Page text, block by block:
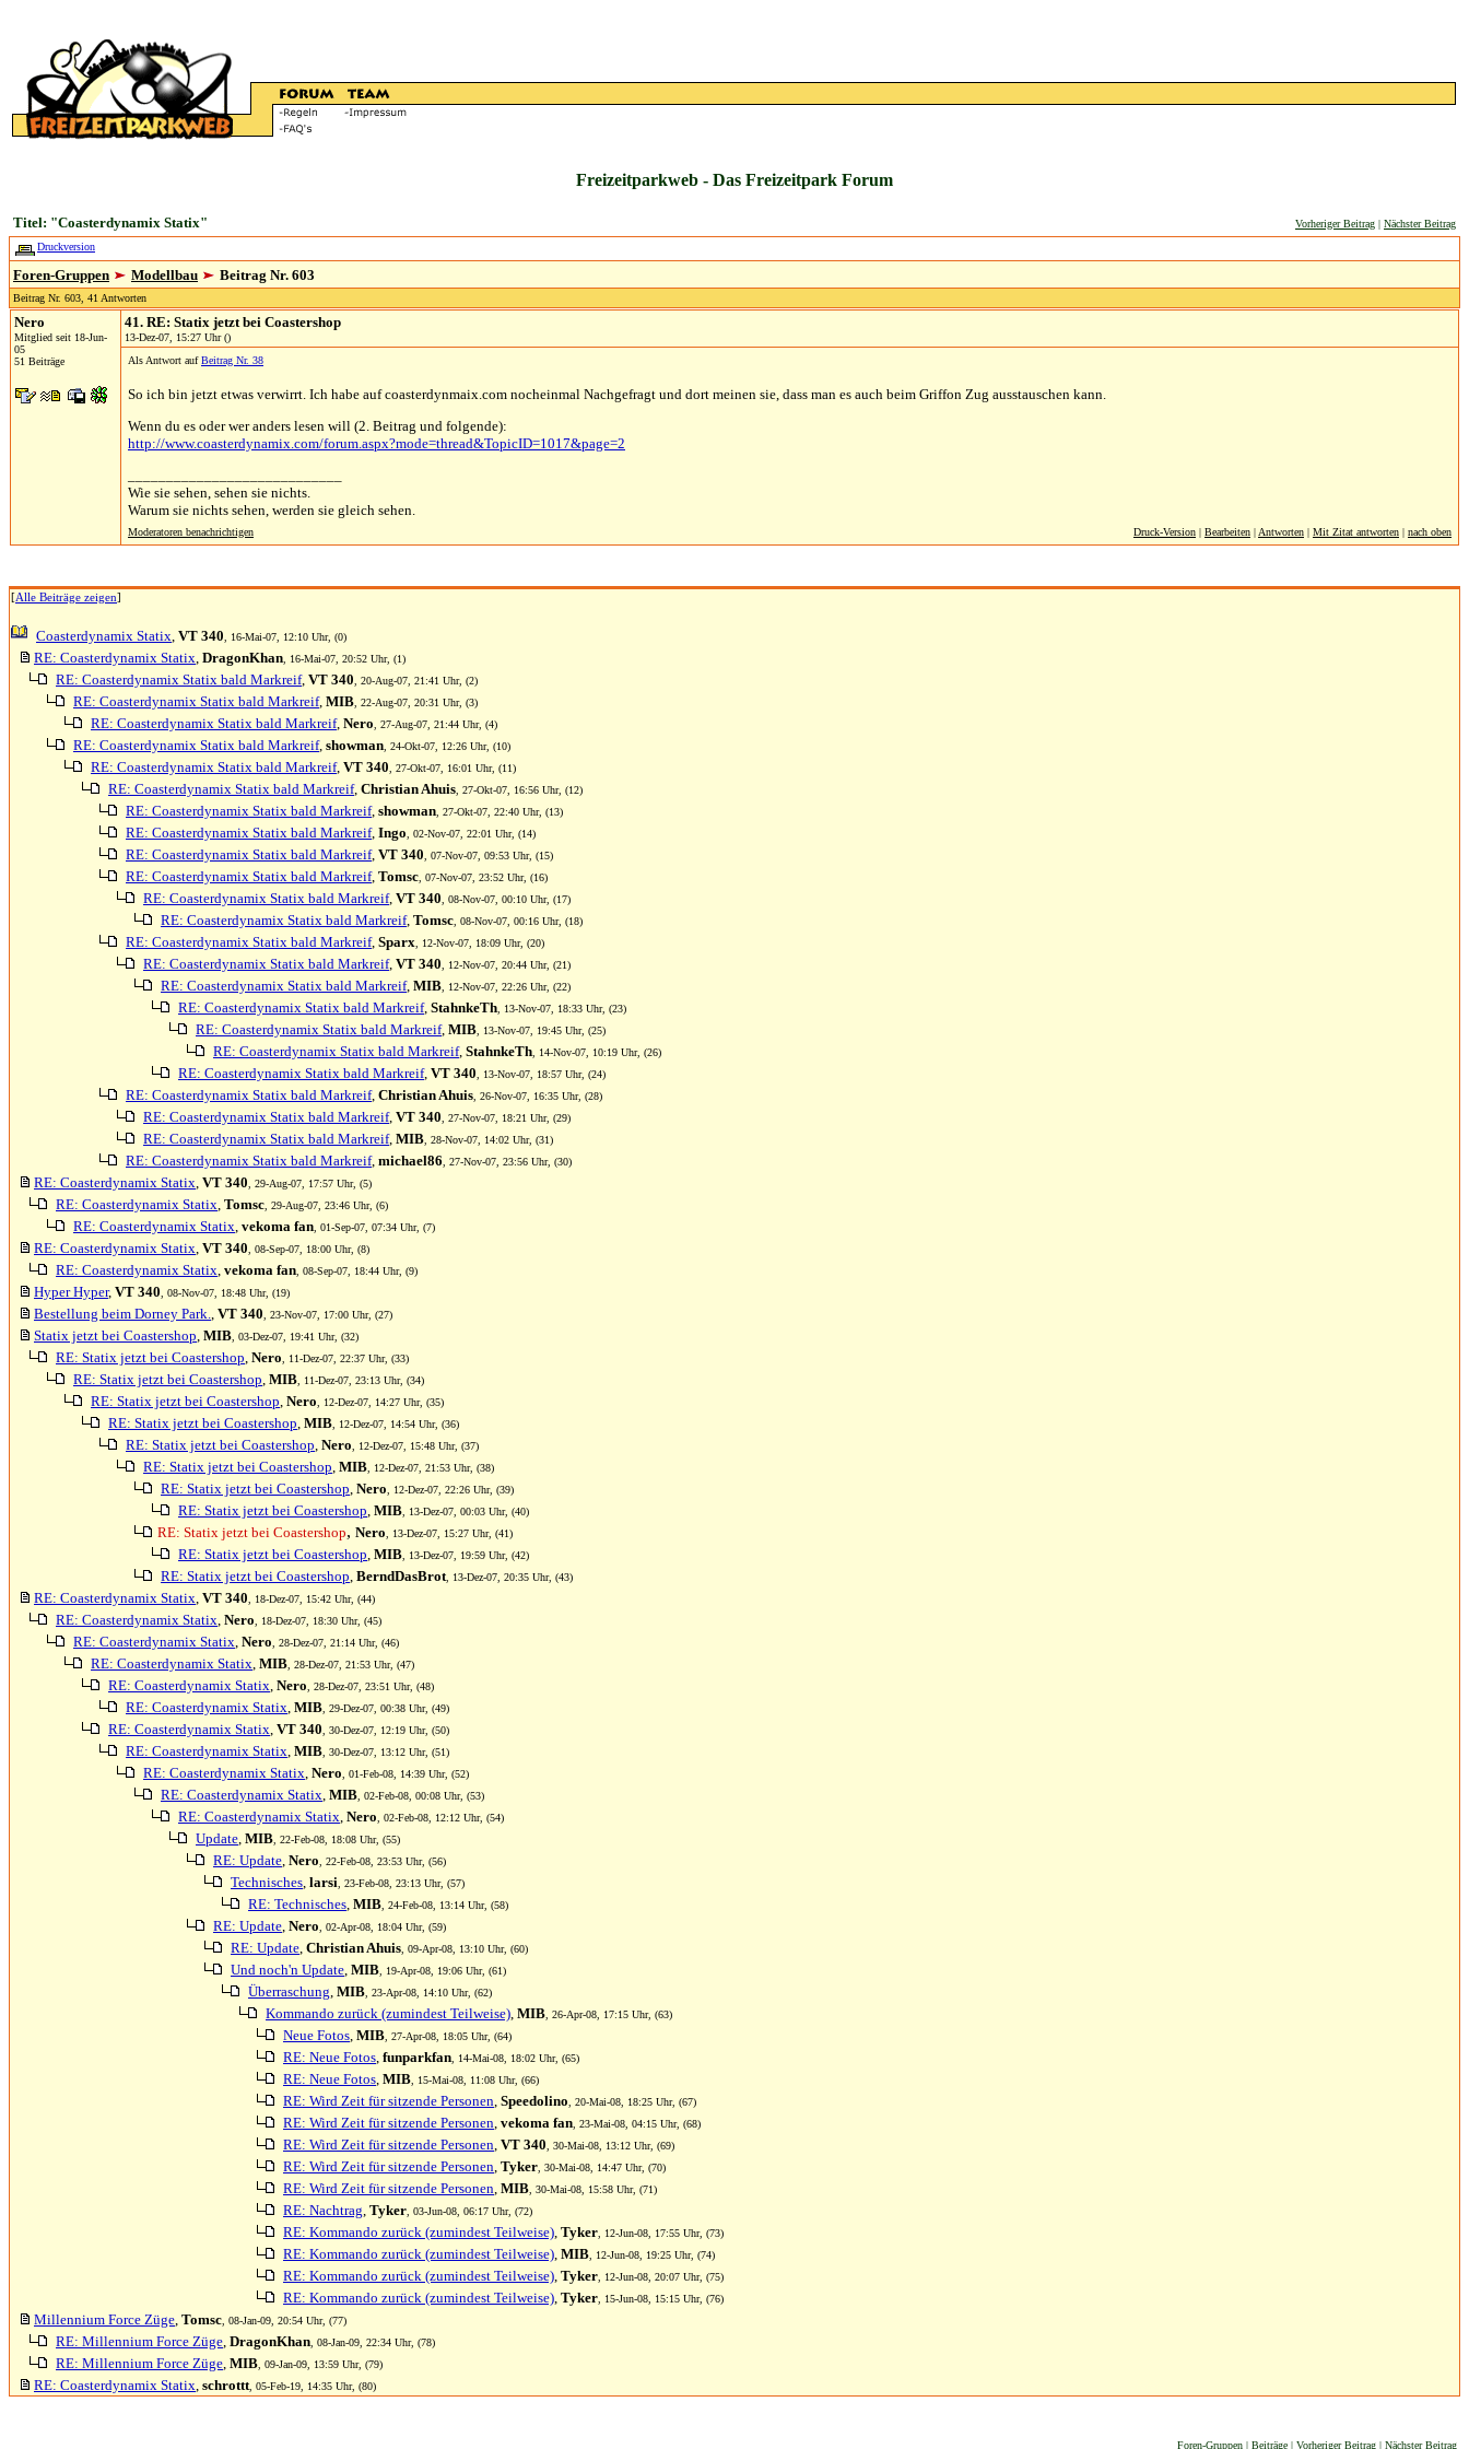
Freizeitparkweb - Das Freizeitpark Forum
Titel: "Coasterdynamix Statix" Vorheriger Beitrag | Nächster Beitrag
Druckversion
Foren-Gruppen Modellbau Beitrag Nr. 603
Beitrag Nr. 603, 41 Antworten
Nero
Mitglied seit 18-Jun-
05
51 Beiträge
41. RE: Statix jetzt bei Coastershop
13-Dez-07, 15:27 Uhr ()
Als Antwort aufBeitrag Nr. 38
So ich bin jetzt etwas verwirrt. Ich habe auf coasterdynmaix.com nocheinmal Nachgefragt und dort meinen sie, dass man es auch beim Griffon Zug ausstauschen kann.
Wenn du es oder wer anders lesen will (2. Beitrag und folgende):
http://www.coasterdynamix.com/forum.aspx?mode=thread&TopicID=1017&page=2
Wie sie sehen, sehen sie nichts.
Warum sie nichts sehen, werden sie gleich sehen.
Moderatoren benachrichtigen Druck-Version | Bearbeiten | Antworten | Mit Zitat antworten | nach oben
[Alle Beiträge zeigen]
Coasterdynamix Statix, VT 340 , 16-Mai-07, 12:10 Uhr, (0)
RE: Coasterdynamix Statix, DragonKhan , 16-Mai-07, 20:52 Uhr, (1)
RE: Coasterdynamix Statix bald Markreif, VT 340 , 20-Aug-07, 21:41 Uhr, (2)
RE: Coasterdynamix Statix bald Markreif, MIB , 22-Aug-07, 20:31 Uhr, (3)
RE: Coasterdynamix Statix bald Markreif, Nero , 27-Aug-07, 21:44 Uhr, (4)
RE: Coasterdynamix Statix bald Markreif, showman , 24-Okt-07, 12:26 Uhr, (10)
RE: Coasterdynamix Statix bald Markreif, VT 340 , 27-Okt-07, 16:01 Uhr, (11)
RE: Coasterdynamix Statix bald Markreif, Christian Ahuis , 27-Okt-07, 16:56 Uhr, (12)
RE: Coasterdynamix Statix bald Markreif, showman , 27-Okt-07, 22:40 Uhr, (13)
RE: Coasterdynamix Statix bald Markreif, Ingo , 02-Nov-07, 22:01 Uhr, (14)
RE: Coasterdynamix Statix bald Markreif, VT 340 , 07-Nov-07, 09:53 Uhr, (15)
RE: Coasterdynamix Statix bald Markreif, Tomsc , 07-Nov-07, 23:52 Uhr, (16)
RE: Coasterdynamix Statix bald Markreif, VT 340 , 08-Nov-07, 00:10 Uhr, (17)
RE: Coasterdynamix Statix bald Markreif, Tomsc , 08-Nov-07, 00:16 Uhr, (18)
RE: Coasterdynamix Statix bald Markreif, Sparx , 12-Nov-07, 18:09 Uhr, (20)
RE: Coasterdynamix Statix bald Markreif, VT 340 , 12-Nov-07, 20:44 Uhr, (21)
RE: Coasterdynamix Statix bald Markreif, MIB , 12-Nov-07, 22:26 Uhr, (22)
RE: Coasterdynamix Statix bald Markreif, StahnkeTh , 13-Nov-07, 18:33 Uhr, (23)
RE: Coasterdynamix Statix bald Markreif, MIB , 13-Nov-07, 19:45 Uhr, (25)
RE: Coasterdynamix Statix bald Markreif, StahnkeTh , 14-Nov-07, 10:19 Uhr, (26)
RE: Coasterdynamix Statix bald Markreif, VT 340 , 13-Nov-07, 18:57 Uhr, (24)
RE: Coasterdynamix Statix bald Markreif, Christian Ahuis , 26-Nov-07, 16:35 Uhr, (28)
RE: Coasterdynamix Statix bald Markreif, VT 340 , 27-Nov-07, 18:21 Uhr, (29)
RE: Coasterdynamix Statix bald Markreif, MIB , 28-Nov-07, 14:02 Uhr, (31)
RE: Coasterdynamix Statix bald Markreif, michael86 , 27-Nov-07, 23:56 Uhr, (30)
RE: Coasterdynamix Statix, VT 340 , 29-Aug-07, 17:57 Uhr, (5)
RE: Coasterdynamix Statix, Tomsc , 29-Aug-07, 23:46 Uhr, (6)
RE: Coasterdynamix Statix, vekoma fan , 01-Sep-07, 07:34 Uhr, (7)
RE: Coasterdynamix Statix, VT 340 , 08-Sep-07, 18:00 Uhr, (8)
RE: Coasterdynamix Statix, vekoma fan , 08-Sep-07, 18:44 Uhr, (9)
Hyper Hyper, VT 340 , 08-Nov-07, 18:48 Uhr, (19)
Bestellung beim Dorney Park., VT 340 , 23-Nov-07, 17:00 Uhr, (27)
Statix jetzt bei Coastershop, MIB , 03-Dez-07, 19:41 Uhr, (32)
RE: Statix jetzt bei Coastershop, Nero , 11-Dez-07, 22:37 Uhr, (33)
RE: Statix jetzt bei Coastershop, MIB , 11-Dez-07, 23:13 Uhr, (34)
RE: Statix jetzt bei Coastershop, Nero , 12-Dez-07, 14:27 Uhr, (35)
RE: Statix jetzt bei Coastershop, MIB , 12-Dez-07, 14:54 Uhr, (36)
RE: Statix jetzt bei Coastershop, Nero , 12-Dez-07, 15:48 Uhr, (37)
RE: Statix jetzt bei Coastershop, MIB , 12-Dez-07, 21:53 Uhr, (38)
RE: Statix jetzt bei Coastershop, Nero , 12-Dez-07, 22:26 Uhr, (39)
RE: Statix jetzt bei Coastershop, MIB , 13-Dez-07, 00:03 Uhr, (40)
RE: Statix jetzt bei Coastershop, Nero , 13-Dez-07, 15:27 Uhr, (41)
RE: Statix jetzt bei Coastershop, MIB , 13-Dez-07, 19:59 Uhr, (42)
RE: Statix jetzt bei Coastershop, BerndDasBrot , 13-Dez-07, 20:35 Uhr, (43)
RE: Coasterdynamix Statix, VT 340 , 18-Dez-07, 15:42 Uhr, (44)
RE: Coasterdynamix Statix, Nero , 18-Dez-07, 18:30 Uhr, (45)
RE: Coasterdynamix Statix, Nero , 28-Dez-07, 21:14 Uhr, (46)
RE: Coasterdynamix Statix, MIB , 28-Dez-07, 21:53 Uhr, (47)
RE: Coasterdynamix Statix, Nero , 28-Dez-07, 23:51 Uhr, (48)
RE: Coasterdynamix Statix, MIB , 29-Dez-07, 00:38 Uhr, (49)
RE: Coasterdynamix Statix, VT 340 , 30-Dez-07, 12:19 Uhr, (50)
RE: Coasterdynamix Statix, MIB , 30-Dez-07, 13:12 Uhr, (51)
RE: Coasterdynamix Statix, Nero , 01-Feb-08, 14:39 Uhr, (52)
RE: Coasterdynamix Statix, MIB , 02-Feb-08, 00:08 Uhr, (53)
RE: Coasterdynamix Statix, Nero , 02-Feb-08, 12:12 Uhr, (54)
Update, MIB , 22-Feb-08, 18:08 Uhr, (55)
RE: Update, Nero , 22-Feb-08, 23:53 Uhr, (56)
Technisches, larsi , 23-Feb-08, 23:13 Uhr, (57)
RE: Technisches, MIB , 24-Feb-08, 13:14 Uhr, (58)
RE: Update, Nero , 02-Apr-08, 18:04 Uhr, (59)
RE: Update, Christian Ahuis , 09-Apr-08, 13:10 Uhr, (60)
Und noch'n Update, MIB , 19-Apr-08, 19:06 Uhr, (61)
Überraschung, MIB , 23-Apr-08, 14:10 Uhr, (62)
Kommando zurück (zumindest Teilweise), MIB , 26-Apr-08, 17:15 Uhr, (63)
Neue Fotos, MIB , 27-Apr-08, 18:05 Uhr, (64)
RE: Neue Fotos, funparkfan , 14-Mai-08, 18:02 Uhr, (65)
RE: Neue Fotos, MIB , 15-Mai-08, 11:08 Uhr, (66)
RE: Wird Zeit für sitzende Personen, Speedolino , 20-Mai-08, 18:25 Uhr, (67)
RE: Wird Zeit für sitzende Personen, vekoma fan , 23-Mai-08, 04:15 Uhr, (68)
RE: Wird Zeit für sitzende Personen, VT 340 , 30-Mai-08, 13:12 Uhr, (69)
RE: Wird Zeit für sitzende Personen, Tyker , 30-Mai-08, 14:47 Uhr, (70)
RE: Wird Zeit für sitzende Personen, MIB , 30-Mai-08, 15:58 Uhr, (71)
RE: Nachtrag, Tyker , 03-Jun-08, 06:17 Uhr, (72)
RE: Kommando zurück (zumindest Teilweise), Tyker , 12-Jun-08, 17:55 Uhr, (73)
RE: Kommando zurück (zumindest Teilweise), MIB , 12-Jun-08, 19:25 Uhr, (74)
RE: Kommando zurück (zumindest Teilweise), Tyker , 12-Jun-08, 20:07 Uhr, (75)
RE: Kommando zurück (zumindest Teilweise), Tyker , 15-Jun-08, 15:15 Uhr, (76)
Millennium Force Züge, Tomsc , 08-Jan-09, 20:54 Uhr, (77)
RE: Millennium Force Züge, DragonKhan , 08-Jan-09, 22:34 Uhr, (78)
RE: Millennium Force Züge, MIB , 09-Jan-09, 13:59 Uhr, (79)
RE: Coasterdynamix Statix, schrottt , 05-Feb-19, 14:35 Uhr, (80)
Foren-Gruppen | Beiträge | Vorheriger Beitrag | Nächster Beitrag